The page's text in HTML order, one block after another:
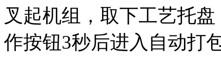
叉起机组，取下工艺托
作按钮3秒后进入自动打